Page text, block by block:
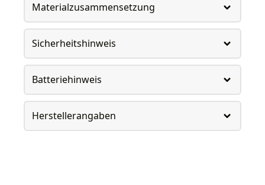
Materialzusammensetzung
Sicherheitshinweis
Batteriehinweis
Herstellerangaben